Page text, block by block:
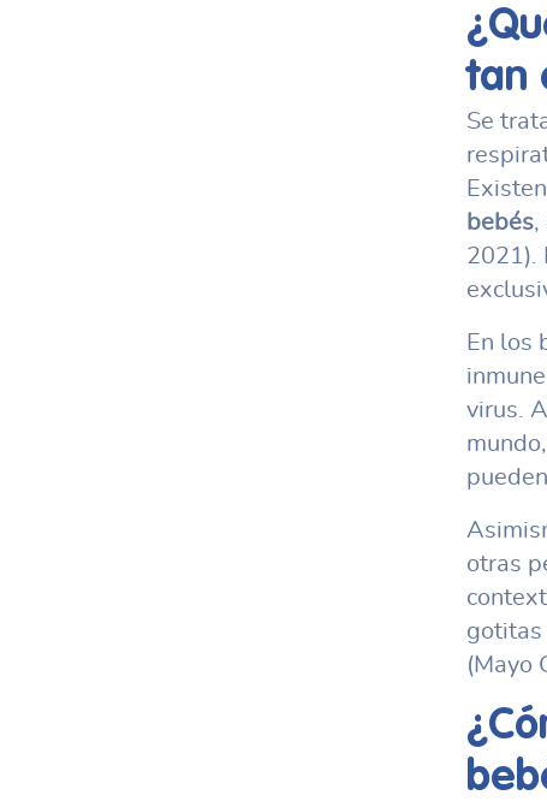
tan
Se
bebés,
2021).
En los
virus.
otras
gotitas
(Mayo